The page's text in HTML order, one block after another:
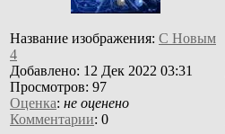
Название изображения: С Новым
4
Добавлено: 12 Дек 2022 03:31
Просмотров: 97
Оценка: не оценено
Комментарии: 0